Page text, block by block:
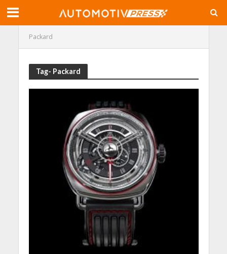
Packard
Tag- Packard